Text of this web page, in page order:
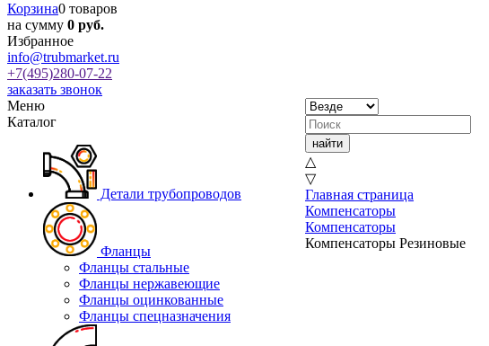
Корзина0 товаров
на сумму 0 руб.
Избранное
info@trubmarket.ru
+7(495)280-07-22
заказать звонок
Меню
Каталог
Детали трубопроводов
Фланцы
Фланцы стальные
Фланцы нержавеющие
Фланцы оцинкованные
Фланцы спецназначения
△
▽
Главная страница
Компенсаторы
Компенсаторы
Компенсаторы Резиновые